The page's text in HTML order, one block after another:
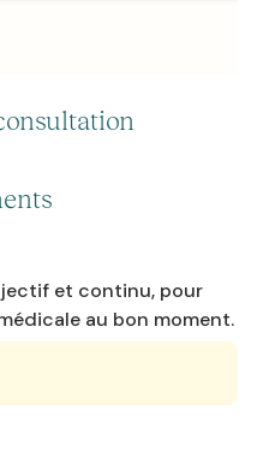
et générez des comptes
administratifs et
lettres,
et continu, pour
au bon moment.